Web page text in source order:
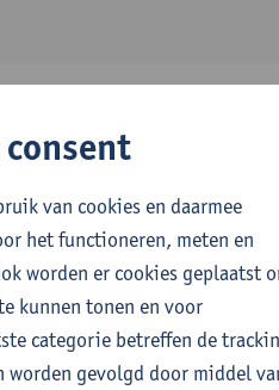
2022 af aan de Universiteit
markten van
verbonden aan het
cultuur en sociale
van een
strategieën van sociaal
van cookies en daarmee
het functioneren, meten en
worden er cookies geplaatst
kunnen tonen en voor
categorie betreffen de
worden gevolgd door middel